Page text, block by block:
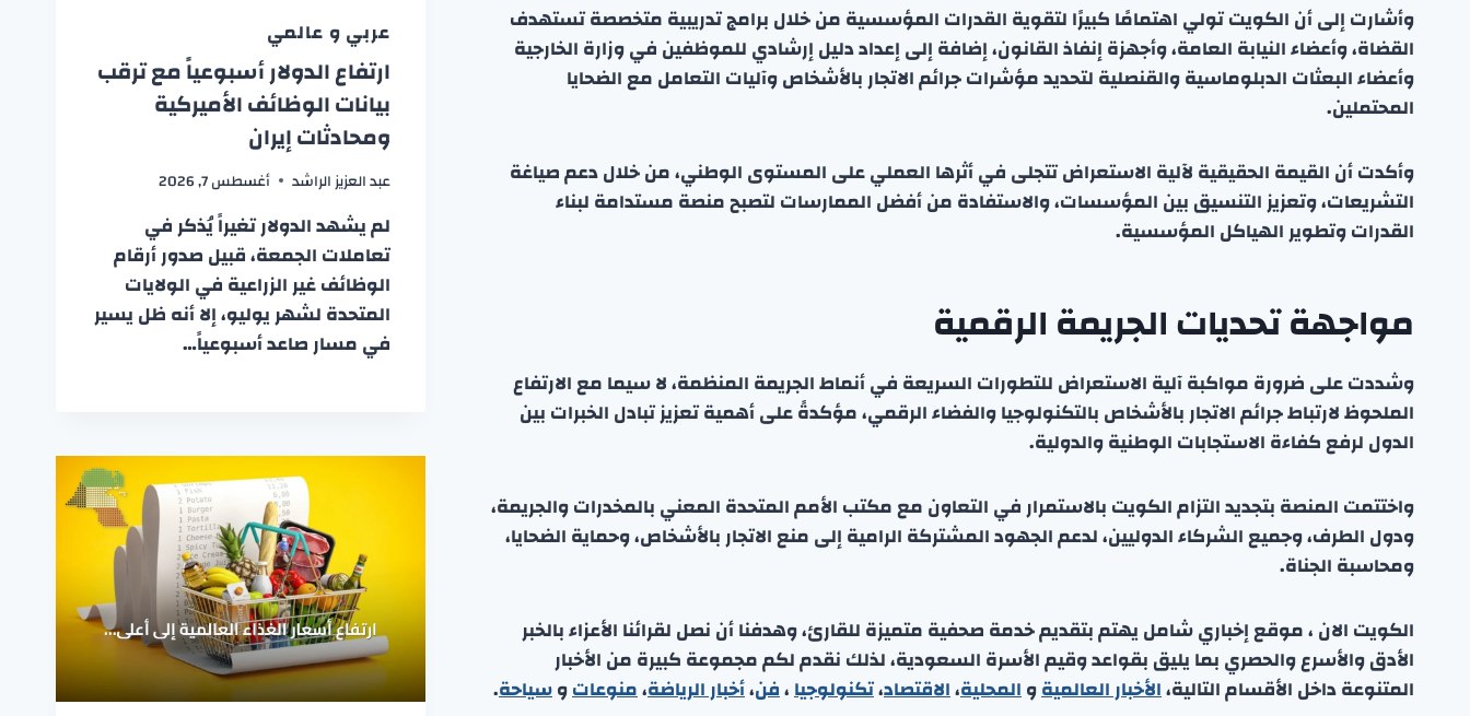
وأشارت إلى أن الكويت تولي اهتمامًا كبيرًا لتقوية القدرات المؤسسية من خلال برامج تدريبية متخصصة تستهدف
القضاة، وأعضاء النيابة العامة، وأجهزة إنفاذ القانون، إضافة إلى إعداد دليل إرشادي للموظفين في وزارة الخارجية
وأعضاء البعثات الدبلوماسية والقنصلية لتحديد مؤشرات جرائم الاتجار بالأشخاص وآليات التعامل مع الضحايا
المحتملين.
وأكدت أن القيمة الحقيقية لآلية الاستعراض تتجلى في أثرها العملي على المستوى الوطني، من خلال دعم صياغة
التشريعات، وتعزيز التنسيق بين المؤسسات، والاستفادة من أفضل الممارسات لتصبح منصة مستدامة لبناء
القدرات وتطوير الهياكل المؤسسية.
مواجهة تحديات الجريمة الرقمية
وشددت على ضرورة مواكبة آلية الاستعراض للتطورات السريعة في أنماط الجريمة المنظمة، لا سيما مع الارتفاع
الملحوظ لارتباط جرائم الاتجار بالأشخاص بالتكنولوجيا والفضاء الرقمي، مؤكدةً على أهمية تعزيز تبادل الخبرات بين
الدول لرفع كفاءة الاستجابات الوطنية والدولية.
واختتمت المنصة بتجديد التزام الكويت بالاستمرار في التعاون مع مكتب الأمم المتحدة المعني بالمخدرات والجريمة،
ودول الطرف، وجميع الشركاء الدوليين، لدعم الجهود المشتركة الرامية إلى منع الاتجار بالأشخاص، وحماية الضحايا،
ومحاسبة الجناة.
الكويت الان ، موقع إخباري شامل يهتم بتقديم خدمة صحفية متميزة للقارئ، وهدفنا أن نصل لقرائنا الأعزاء بالخبر
الأدق والأسرع والحصري بما يليق بقواعد وقيم الأسرة السعودية، لذلك نقدم لكم مجموعة كبيرة من الأخبار
المتنوعة داخل الأقسام التالية،الأخبار العالميةوالمحلية،الاقتصاد،تكنولوجيا،فن،أخبار الرياضة،منوعاتوسياحة.
عربي و عالمي
ارتفاع الدولار أسبوعياً مع ترقب
بيانات الوظائف الأميركية
ومحادثات إيران
عبد العزيز الراشد أغسطس 7, 2026
لم يشهد الدولار تغيراً يُذكر في
تعاملات الجمعة، قبيل صدور أرقام
الوظائف غير الزراعية في الولايات
المتحدة لشهر يوليو، إلا أنه ظل يسير
في مسار صاعد أسبوعياً…